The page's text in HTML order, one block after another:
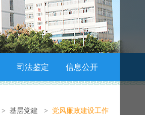
司法鉴定 信息公开
基层党建 党风廉政建设工作